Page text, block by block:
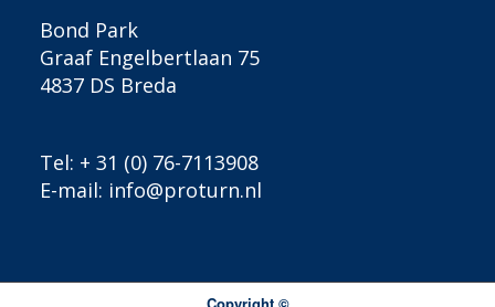
Bond Park
Graaf Engelbertlaan 75
4837 DS Breda
Tel: + 31 (0) 76-7113908
E-mail: info@proturn.nl